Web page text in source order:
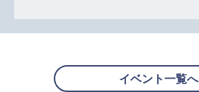
イベント一覧へ